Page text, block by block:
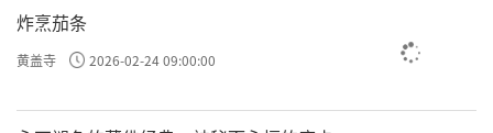
炸烹茄条
黄盖寺 2026-02-24 09:00:00